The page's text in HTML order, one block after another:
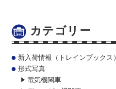
カテゴリー
新入荷情報（トレインブックス）
形式写真
電気機関車